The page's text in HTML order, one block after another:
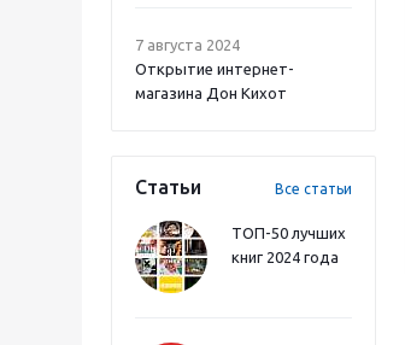
7 августа 2024
Открытие интернет-
магазина Дон Кихот
Статьи Все статьи
ТОП-50 лучших
книг 2024 года